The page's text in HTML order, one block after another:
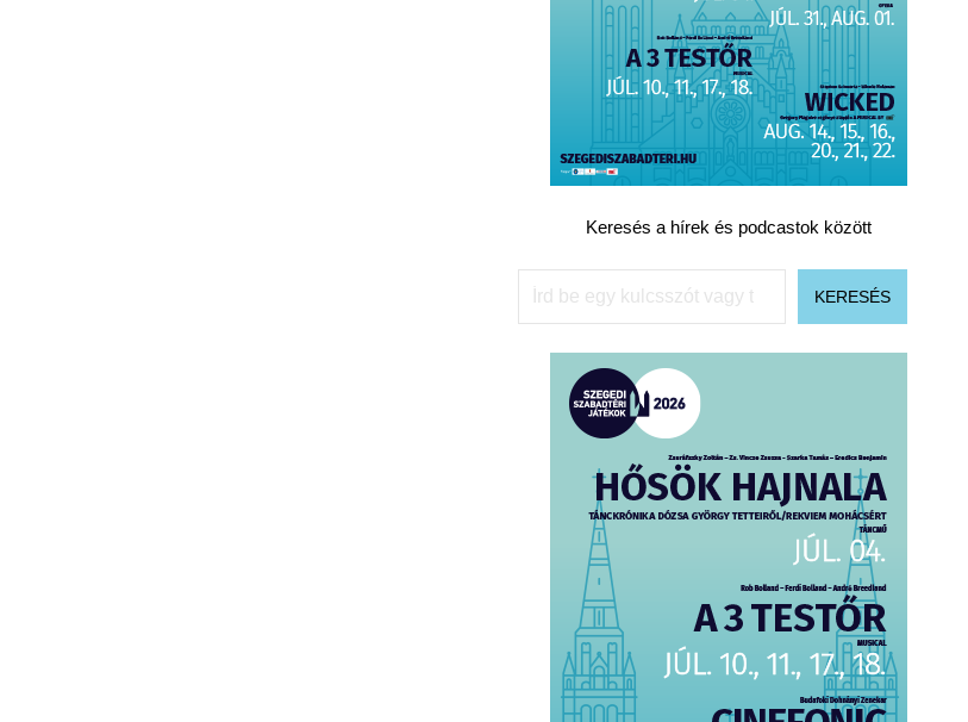
Keresés a hírek és podcastok között
Keresés
KERESÉS